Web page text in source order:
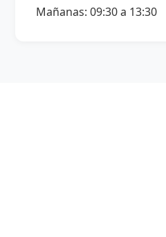
Mañanas: 09:30 a 13:30